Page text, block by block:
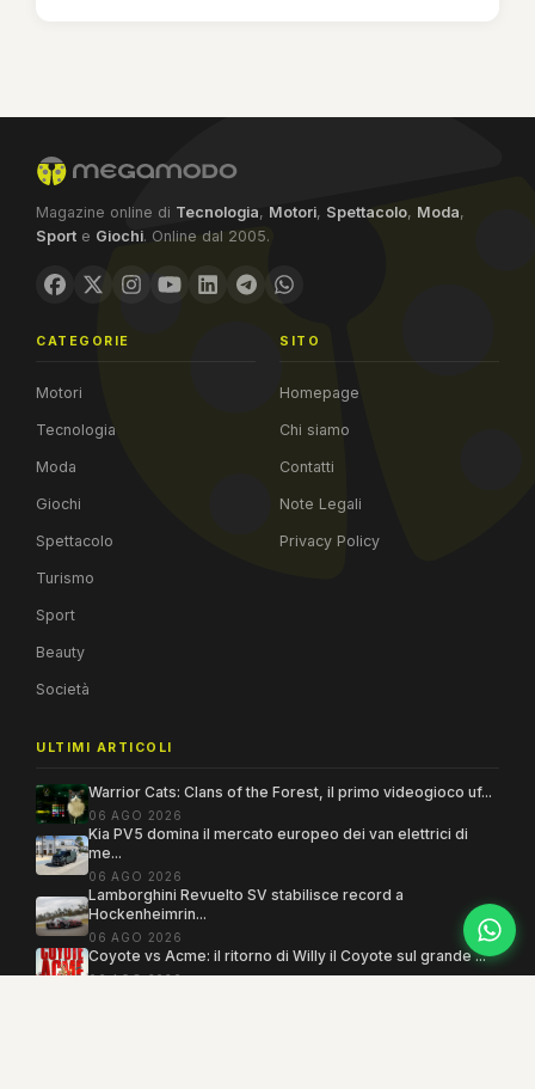
Magazine online di Tecnologia, Motori, Spettacolo, Moda,
Sport e Giochi. Online dal 2005.
CATEGORIE
Motori
Tecnologia
Moda
Giochi
Spettacolo
Turismo
Sport
Beauty
Società
SITO
Homepage
Chi siamo
Contatti
Note Legali
Privacy Policy
ULTIMI ARTICOLI
Warrior Cats: Clans of the Forest, il primo videogioco uf...
06 AGO 2026
Kia PV5 domina il mercato europeo dei van elettrici di
me...
06 AGO 2026
Lamborghini Revuelto SV stabilisce record a
Hockenheimrin...
06 AGO 2026
Coyote vs Acme: il ritorno di Willy il Coyote sul grande ...
06 AGO 2026